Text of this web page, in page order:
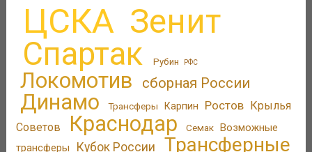
ЦСКА Зенит
Спартак Рубин РФС
Локомотив сборная России
Динамо Трансферы Карпин Ростов Крылья
Советов
Краснодар Семак Возможные
трансферы
Кубок России
Трансферные